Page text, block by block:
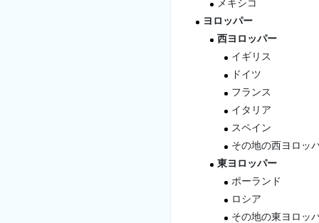
メキシコ
ヨロッパー
西ヨロッパー
イギリス
ドイツ
フランス
イタリア
スペイン
その地の西ヨロッ
東ヨロッパー
ポーランド
ロシア
その地の東ヨロッ